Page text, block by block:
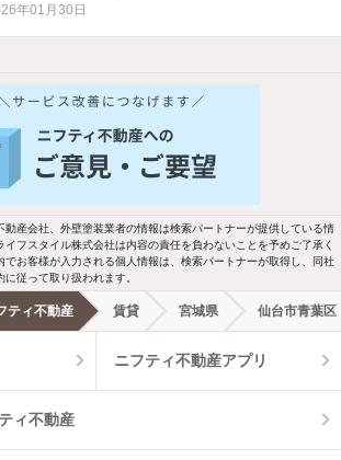
年01月30日
動産会社、外壁塗装業者の情報は検索パートナーが提供している情
イフスタイル株式会社は内容の責任を負わないことを予めご了承く
でお客様が入力される個人情報は、検索パートナーが取得し、同社
従って取り扱われます。
ティ不動産 賃貸 宮城県 仙台市青葉区
ニフティ不動産アプリ
ィ不動産